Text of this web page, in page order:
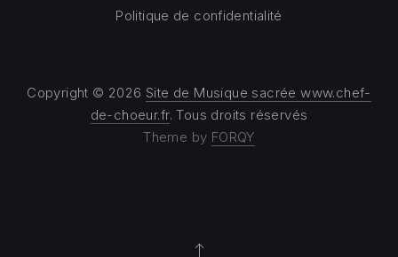
Copyright © 2026 Site de Musique sacrée www.chef-
de-choeur.fr. Tous droits réservés
Theme by FORQY
Politique de confidentialité